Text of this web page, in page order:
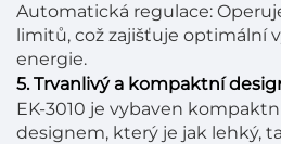
Automatická regulace:
limitů, což zajišťuje optimální
energie.
5. Trvanlivý a kompaktní
EK-3010 je vybaven
designem, který je jak lehký,